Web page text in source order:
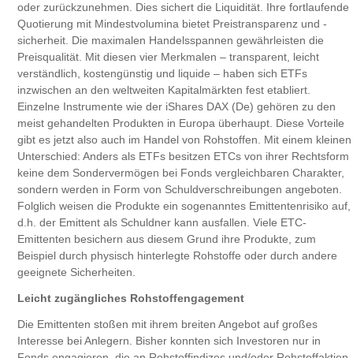
oder zurückzunehmen. Dies sichert die Liquidität. Ihre fortlaufende
Quotierung mit Mindestvolumina bietet Preistransparenz und -
sicherheit. Die maximalen Handelsspannen gewährleisten die
Preisqualität. Mit diesen vier Merkmalen – transparent, leicht
verständlich, kostengünstig und liquide – haben sich ETFs
inzwischen an den weltweiten Kapitalmärkten fest etabliert.
Einzelne Instrumente wie der iShares DAX (De) gehören zu den
meist gehandelten Produkten in Europa überhaupt. Diese Vorteile
gibt es jetzt also auch im Handel von Rohstoffen. Mit einem kleinen
Unterschied: Anders als ETFs besitzen ETCs von ihrer Rechtsform
keine dem Sondervermögen bei Fonds vergleichbaren Charakter,
sondern werden in Form von Schuldverschreibungen angeboten.
Folglich weisen die Produkte ein sogenanntes Emittentenrisiko auf,
d.h. der Emittent als Schuldner kann ausfallen. Viele ETC-
Emittenten besichern aus diesem Grund ihre Produkte, zum
Beispiel durch physisch hinterlegte Rohstoffe oder durch andere
geeignete Sicherheiten.
Leicht zugängliches Rohstoffengagement
Die Emittenten stoßen mit ihrem breiten Angebot auf großes
Interesse bei Anlegern. Bisher konnten sich Investoren nur in